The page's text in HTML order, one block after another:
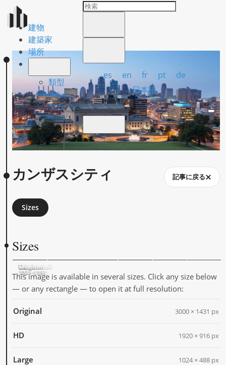
建物
建築家
場所
類型
ラン
ダム
es en fr pt
de
日本語
カンザスシティ 記事に戻る
Sizes
Sizes
Original
3000 × 1431
HD
1920 × 916
Large
1024 × 488
Medium
500 × 239
Thumbnail
205 × 205
This image is available in several sizes. Click any size below
— or any rectangle — to open it at full resolution:
Original 3000 × 1431 px
HD 1920 × 916 px
Large 1024 × 488 px